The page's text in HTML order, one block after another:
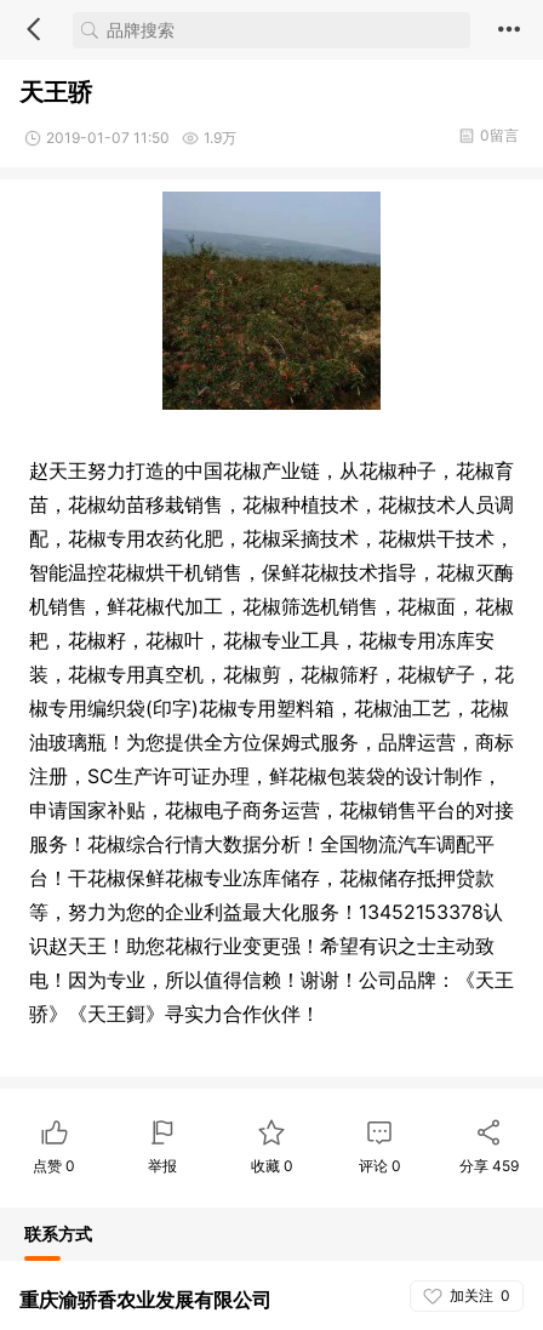
天王骄
2019-01-07 11:50 1.9万 0留言
赵天王努力打造的中国花椒产业链，从花椒种子，花椒育
苗，花椒幼苗移栽销售，花椒种植技术，花椒技术人员调
配，花椒专用农药化肥，花椒采摘技术，花椒烘干技术，
智能温控花椒烘干机销售，保鲜花椒技术指导，花椒灭酶
机销售，鲜花椒代加工，花椒筛选机销售，花椒面，花椒
耙，花椒籽，花椒叶，花椒专业工具，花椒专用冻库安
装，花椒专用真空机，花椒剪，花椒筛籽，花椒铲子，花
椒专用编织袋(印字)花椒专用塑料箱，花椒油工艺，花椒
油玻璃瓶！为您提供全方位保姆式服务，品牌运营，商标
注册，SC生产许可证办理，鲜花椒包装袋的设计制作，
申请国家补贴，花椒电子商务运营，花椒销售平台的对接
服务！花椒综合行情大数据分析！全国物流汽车调配平
台！干花椒保鲜花椒专业冻库储存，花椒储存抵押贷款
等，努力为您的企业利益最大化服务！13452153378认
识赵天王！助您花椒行业变更强！希望有识之士主动致
电！因为专业，所以值得信赖！谢谢！公司品牌：《天王
骄》《天王鎶》寻实力合作伙伴！
点赞0 举报 收藏 0 评论0 分享 459
联系方式
加关注 0
重庆渝骄香农业发展有限公司